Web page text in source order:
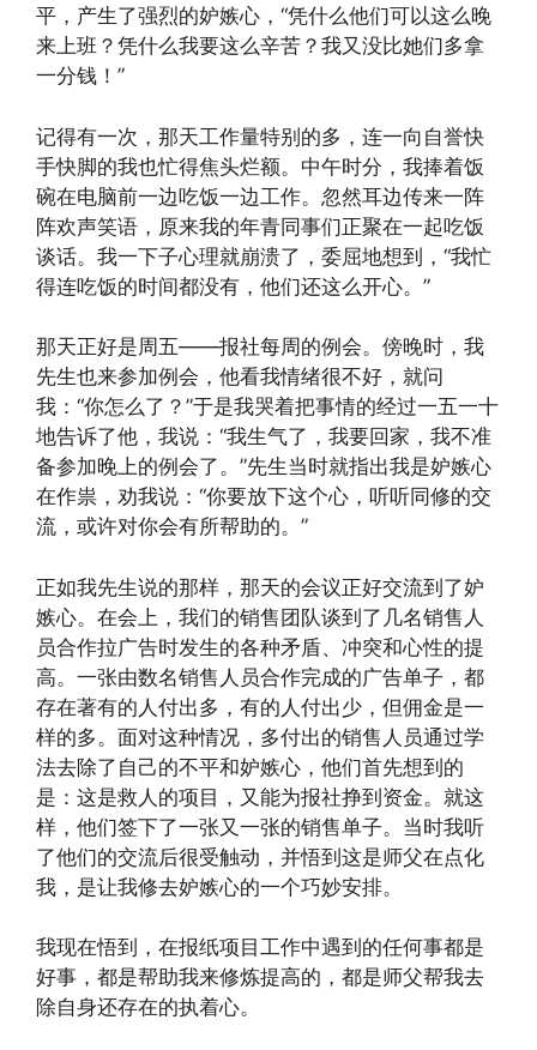
平，产生了强烈的妒嫉心，“凭什么他们可以这么晚
来上班？凭什么我要这么辛苦？我又没比她们多拿
一分钱！”
记得有一次，那天工作量特别的多，连一向自誉快
手快脚的我也忙得焦头烂额。中午时分，我捧着饭
碗在电脑前一边吃饭一边工作。忽然耳边传来一阵
阵欢声笑语，原来我的年青同事们正聚在一起吃饭
谈话。我一下子心理就崩溃了，委屈地想到，“我忙
得连吃饭的时间都没有，他们还这么开心。”
那天正好是周五——报社每周的例会。傍晚时，我
先生也来参加例会，他看我情绪很不好，就问
我：“你怎么了？”于是我哭着把事情的经过一五一十
地告诉了他，我说：“我生气了，我要回家，我不准
备参加晚上的例会了。”先生当时就指出我是妒嫉心
在作祟，劝我说：“你要放下这个心，听听同修的交
流，或许对你会有所帮助的。”
正如我先生说的那样，那天的会议正好交流到了妒
嫉心。在会上，我们的销售团队谈到了几名销售人
员合作拉广告时发生的各种矛盾、冲突和心性的提
高。一张由数名销售人员合作完成的广告单子，都
存在著有的人付出多，有的人付出少，但佣金是一
样的多。面对这种情况，多付出的销售人员通过学
法去除了自己的不平和妒嫉心，他们首先想到的
是：这是救人的项目，又能为报社挣到资金。就这
样，他们签下了一张又一张的销售单子。当时我听
了他们的交流后很受触动，并悟到这是师父在点化
我，是让我修去妒嫉心的一个巧妙安排。
我现在悟到，在报纸项目工作中遇到的任何事都是
好事，都是帮助我来修炼提高的，都是师父帮我去
除自身还存在的执着心。